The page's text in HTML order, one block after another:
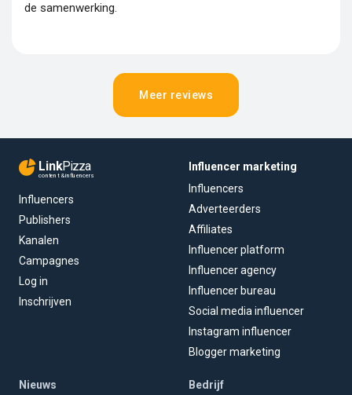
de samenwerking.
Meer reviews
LinkPizza
content & influencers
Influencers
Publishers
Kanalen
Campagnes
Log in
Inschrijven
Influencer marketing
Influencers
Adverteerders
Affiliates
Influencer platform
Influencer agency
Influencer bureau
Social media influencer
Instagram influencer
Blogger marketing
Nieuws Bedrijf